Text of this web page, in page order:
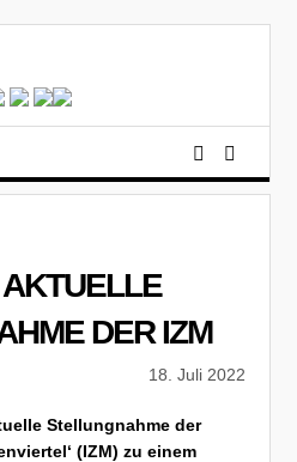
DER IZM
18. Juli 2022
Stellungnahme der
(IZM) zu einem